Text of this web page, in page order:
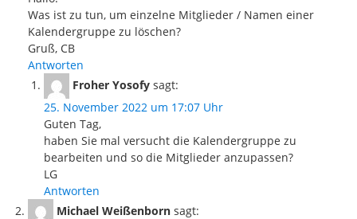
Was ist zu tun, um einzelne Mitglieder / Namen einer
Kalendergruppe zu löschen?
Gruß, CB
Antworten
Froher Yosofy sagt:
25. November 2022 um 17:07 Uhr
Guten Tag,
haben Sie mal versucht die Kalendergruppe zu
bearbeiten und so die Mitglieder anzupassen?
LG
Antworten
Michael Weißenborn sagt: